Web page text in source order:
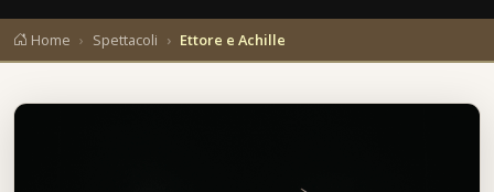
Home Spettacoli Ettore e Achille